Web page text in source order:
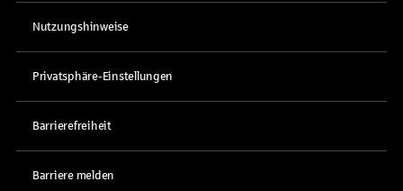
Nutzungshinweise
Privatsphäre-Einstellungen
Barrierefreiheit
Barriere melden